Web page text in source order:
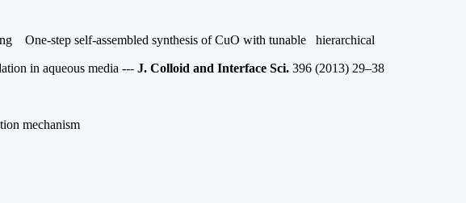
One-step self-assembled synthesis of CuO with tunable hierarchical
in aqueous media --- J. Colloid and Interface Sci. 396 (2013) 29–38
mechanism